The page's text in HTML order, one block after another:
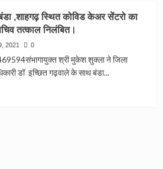
,शाहगढ़ स्थित कोविड केअर सेंटरो का
तत्काल निलंबित।
2021 0
श्री मुकेश शुक्ला ने जिला
डॉ इच्छित गढ़वाले के साथ बंडा...